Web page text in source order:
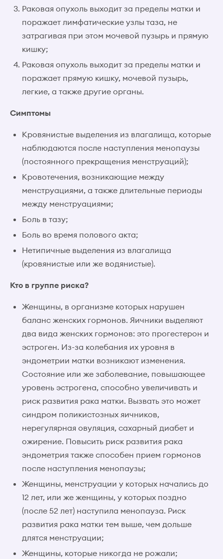
Раковая опухоль выходит за пределы матки и
поражает лимфатические узлы таза, не
затрагивая при этом мочевой пузырь и прямую
кишку;
Раковая опухоль выходит за пределы матки и
поражает прямую кишку, мочевой пузырь,
легкие, а также другие органы.
Симптомы
Кровянистые выделения из влагалища, которые
наблюдаются после наступления менопаузы
(постоянного прекращения менструаций);
Кровотечения, возникающие между
менструациями, а также длительные периоды
между менструациями;
Боль в тазу;
Боль во время полового акта;
Нетипичные выделения из влагалища
(кровянистые или же водянистые).
Кто в группе риска?
Женщины, в организме которых нарушен
баланс женских гормонов. Яичники выделяют
два вида женских гормонов: это прогестерон и
эстроген. Из-за колебания их уровня в
эндометрии матки возникают изменения.
Состояние или же заболевание, повышающее
уровень эстрогена, способно увеличивать и
риск развития рака матки. Вызвать это может
синдром поликистозных яичников,
нерегулярная овуляция, сахарный диабет и
ожирение. Повысить риск развития рака
эндометрия также способен прием гормонов
после наступления менопаузы;
Женщины, менструации у которых начались до
12 лет, или же женщины, у которых поздно
(после 52 лет) наступила менопауза. Риск
развития рака матки тем выше, чем дольше
длятся менструации;
Женщины, которые никогда не рожали;